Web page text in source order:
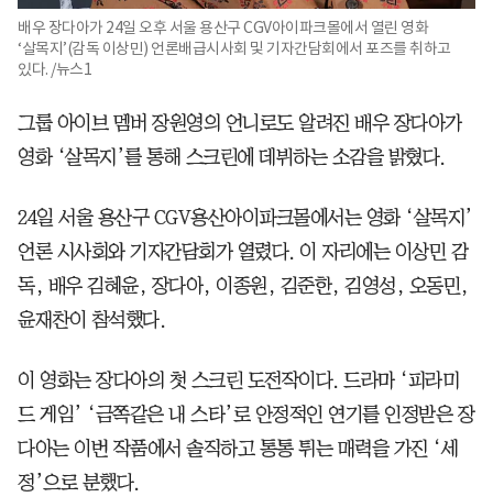
배우 장다아가 24일 오후 서울 용산구 CGV아이파크몰에서 열린 영화
‘살목지’(감독 이상민) 언론배급시사회 및 기자간담회에서 포즈를 취하고
있다. /뉴스1
그룹 아이브 멤버 장원영의 언니로도 알려진 배우 장다아가
영화 ‘살목지’를 통해 스크린에 데뷔하는 소감을 밝혔다.
24일 서울 용산구 CGV용산아이파크몰에서는 영화 ‘살목지’
언론 시사회와 기자간담회가 열렸다. 이 자리에는 이상민 감
독, 배우 김혜윤, 장다아, 이종원, 김준한, 김영성, 오동민,
윤재찬이 참석했다.
이 영화는 장다아의 첫 스크린 도전작이다. 드라마 ‘피라미
드 게임’ ‘금쪽같은 내 스타’로 안정적인 연기를 인정받은 장
다아는 이번 작품에서 솔직하고 통통 튀는 매력을 가진 ‘세
정’으로 분했다.